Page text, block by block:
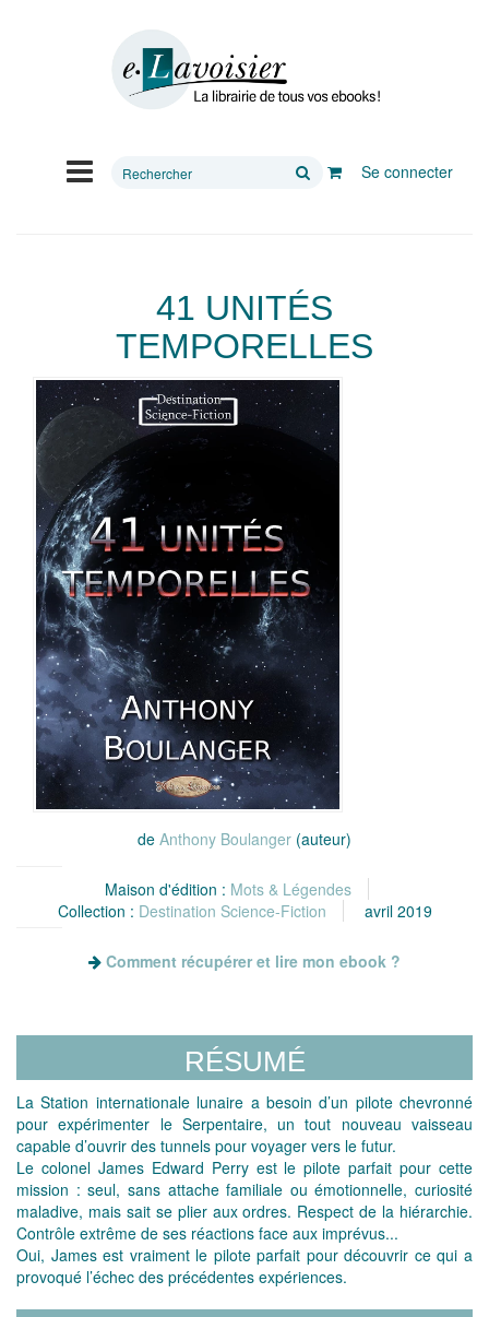
Rechercher
Se connecter
41 UNITÉS
TEMPORELLES
de Anthony Boulanger (auteur)
Maison d'édition : Mots & Légendes
Collection : Destination Science-Fiction avril 2019
Comment récupérer et lire mon ebook ?
RÉSUMÉ
La Station internationale lunaire a besoin d’un pilote chevronné
pour expérimenter le Serpentaire, un tout nouveau vaisseau
capable d’ouvrir des tunnels pour voyager vers le futur.
Le colonel James Edward Perry est le pilote parfait pour cette
mission : seul, sans attache familiale ou émotionnelle, curiosité
maladive, mais sait se plier aux ordres. Respect de la hiérarchie.
Contrôle extrême de ses réactions face aux imprévus...
Oui, James est vraiment le pilote parfait pour découvrir ce qui a
provoqué l’échec des précédentes expériences.